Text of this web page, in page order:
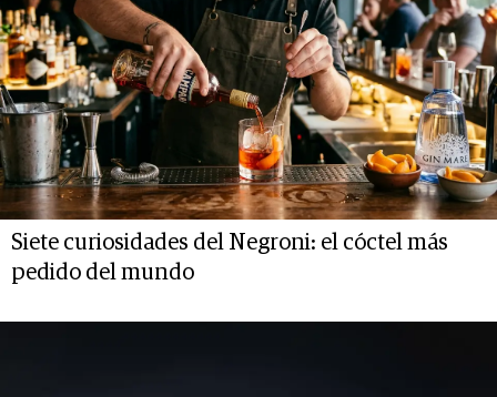
Siete curiosidades del Negroni: el cóctel más
pedido del mundo